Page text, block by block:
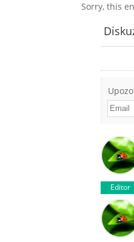
Sorry, this
Editor